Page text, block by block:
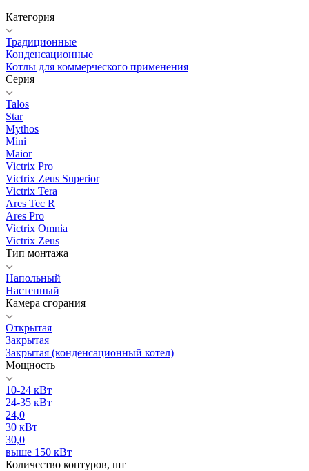
Категория
Традиционные
Конденсационные
Котлы для коммерческого применения
Серия
Talos
Star
Mythos
Mini
Maior
Victrix Pro
Victrix Zeus Superior
Victrix Tera
Ares Tec R
Ares Pro
Victrix Omnia
Victrix Zeus
Тип монтажа
Напольный
Настенный
Камера сгорания
Открытая
Закрытая
Закрытая (конденсационный котел)
Мощность
10-24 кВт
24-35 кВт
24,0
30 кВт
30,0
выше 150 кВт
Количество контуров, шт